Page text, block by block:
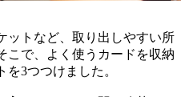
ットなど、取り出しやすい所
こで、よく使うカードを収納
3つつけました。